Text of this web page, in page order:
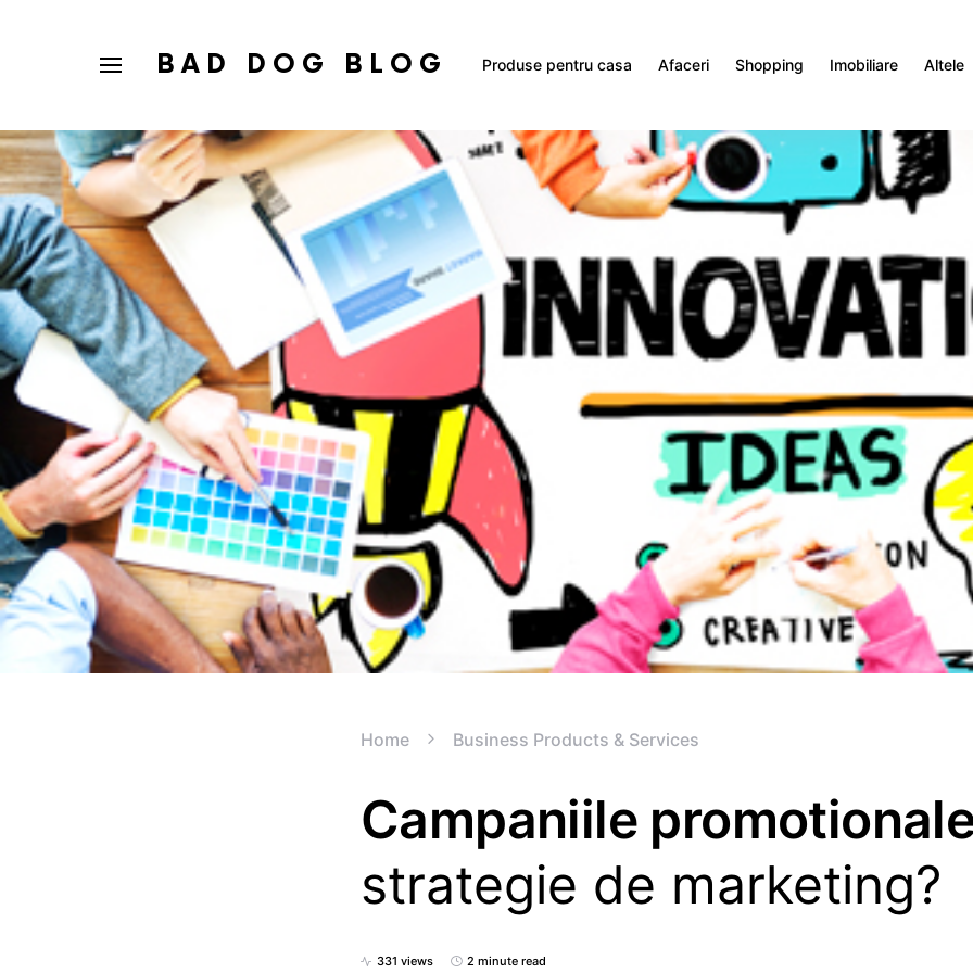
BAD DOG BLOG Produse pentru casa Afaceri Shopping Imobiliare Altele
Home Business Products & Services
Campaniile
strategie de marketing?
331 views 2 minute read